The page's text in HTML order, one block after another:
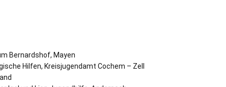
Bernardshof, Mayen
Hilfen, Kreisjugendamt Cochem – Zell